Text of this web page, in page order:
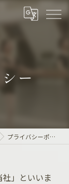
ー
プライバシーポリシー
」といいま